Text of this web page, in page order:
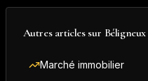
Autres articles sur Béligneux
Marché immobilier